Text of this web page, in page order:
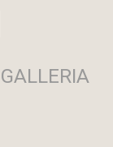
GALLERIA